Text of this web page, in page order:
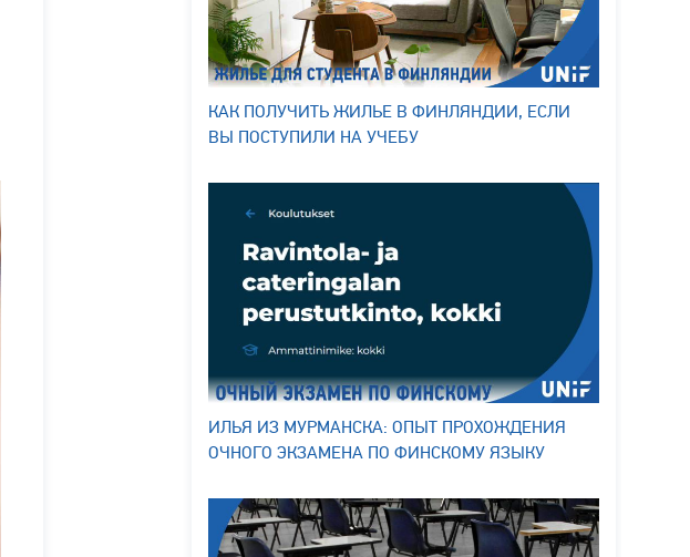
КАК ПОЛУЧИТЬ ЖИЛЬЕ В ФИНЛЯНДИИ, ЕСЛИ
ВЫ ПОСТУПИЛИ НА УЧЕБУ
ИЛЬЯ ИЗ МУРМАНСКА: ОПЫТ ПРОХОЖДЕНИЯ
ОЧНОГО ЭКЗАМЕНА ПО ФИНСКОМУ ЯЗЫКУ